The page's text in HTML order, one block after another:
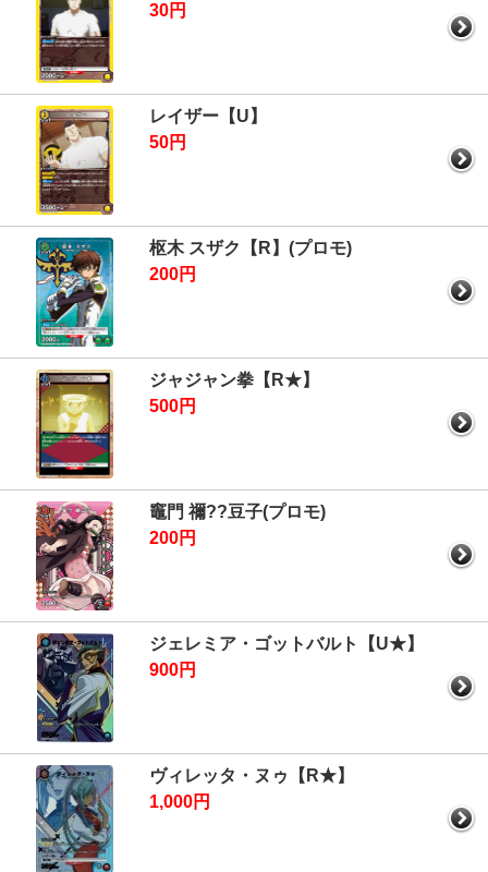
30円
レイザー【U】
50円
枢木 スザク【R】(プロモ)
200円
ジャジャン拳【R★】
500円
竈門 禰??豆子(プロモ)
200円
ジェレミア・ゴットバルト【U★】
900円
ヴィレッタ・ヌゥ【R★】
1,000円